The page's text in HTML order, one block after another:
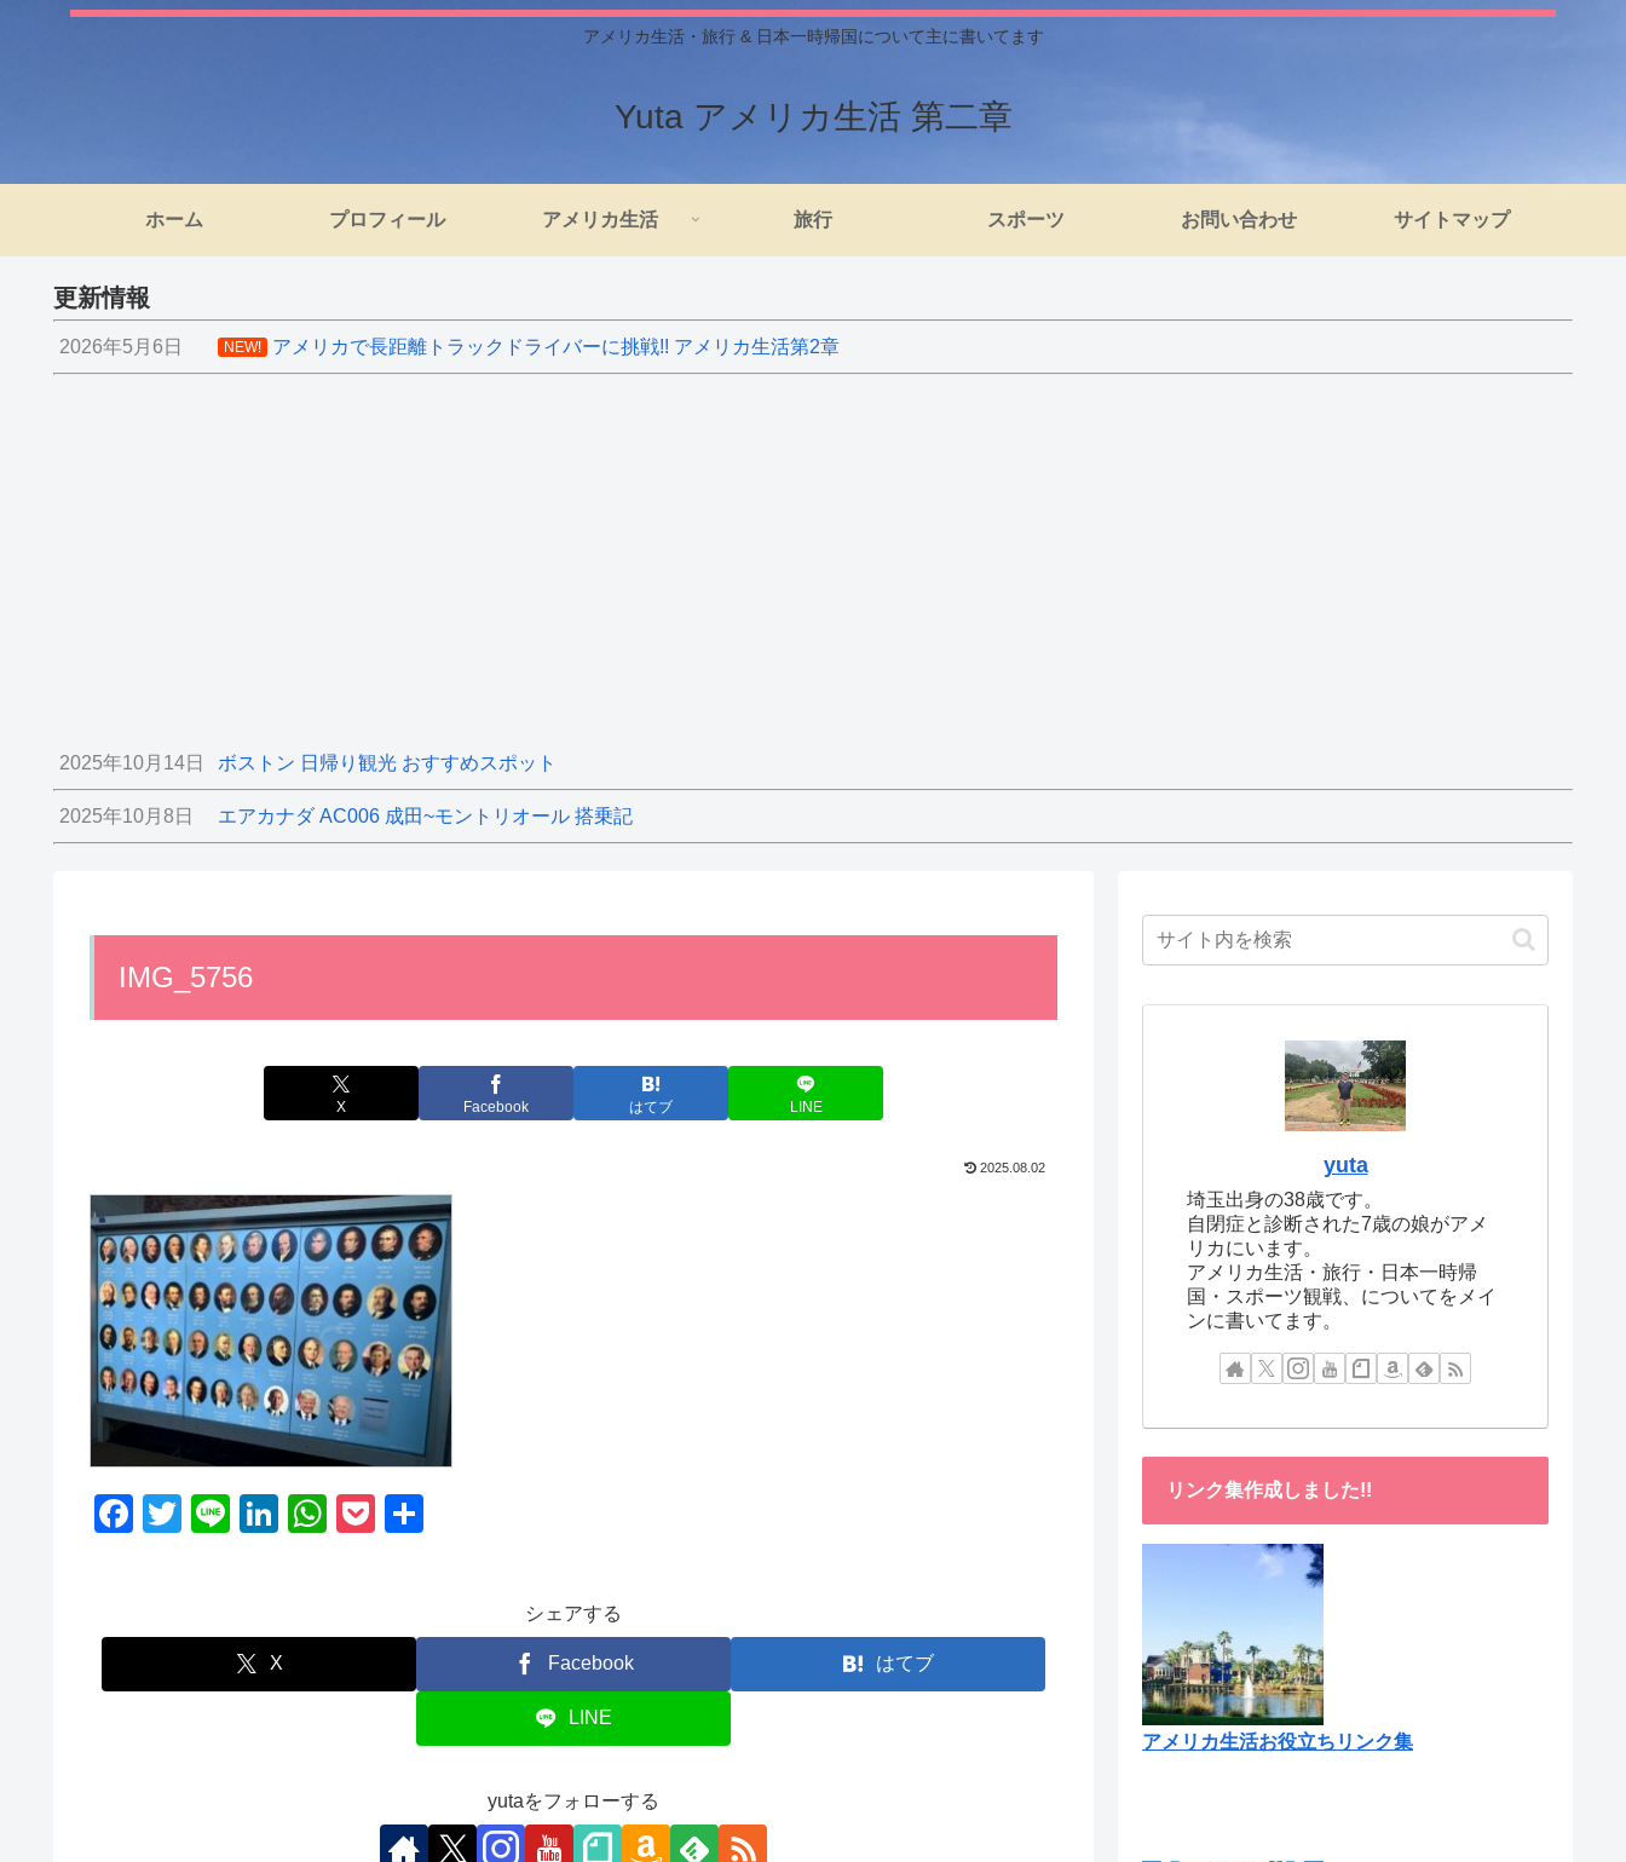
アメリカ生活・旅行 & 日本一時帰国について主に書いてます
Yuta アメリカ生活 第二章
ホーム プロフィール アメリカ生活 旅行 スポーツ お問い合わせ サイトマップ
更新情報
2026年5月6日 NEW! アメリカで長距離トラックドライバーに挑戦!! アメリカ生活第2章
2025年10月14日 ボストン 日帰り観光 おすすめスポット
2025年10月8日 エアカナダ AC006 成田~モントリオール 搭乗記
IMG_5756
X Facebook はてブ LINE
2025.08.02
F
e
T
er
Li
Li
e
dI
W
s
P
et
シェアする
X Facebook はてブ
LINE
yutaをフォローする
yuta
埼玉出身の38歳です。
自閉症と診断された7歳の娘がアメ
リカにいます。
アメリカ生活・旅行・日本一時帰
国・スポーツ観戦、についてをメイ
ンに書いてます。
リンク集作成しました!!
アメリカ生活お役立ちリンク集